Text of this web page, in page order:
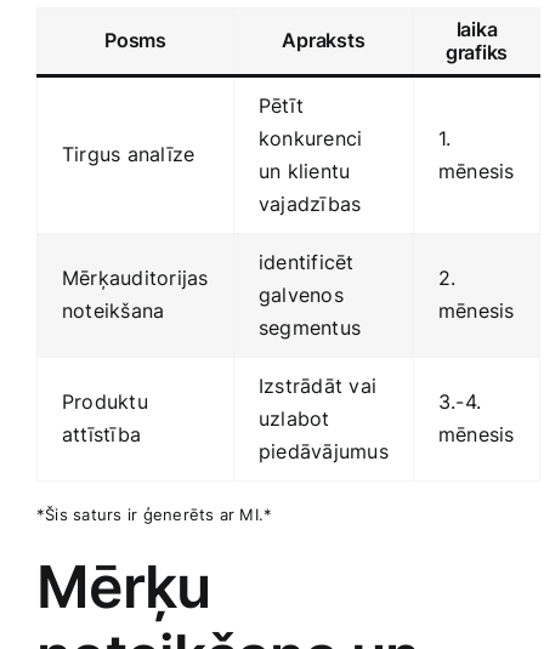
Posms Apraksts
laika
grafiks
Tirgus analīze
Pētīt
‌konkurenci
un klientu
vajadzības
1.⁣
mēnesis
Mērķauditorijas
noteikšana
identificēt
galvenos
segmentus
2.
mēnesis
Produktu
attīstība
Izstrādāt vai
uzlabot
piedāvājumus
3.-4.
‌mēnesis
*Šis saturs‍ ir ģenerēts ar MI.*
Mērķu​